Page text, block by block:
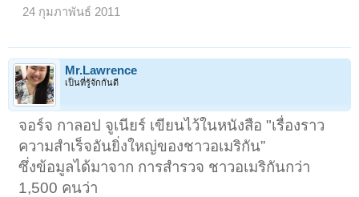
24 กุมภาพันธ์ 2011
Mr.Lawrence
เป็นที่รู้จักกันดี
จอร์จ กาลอป จูเนียร์ เขียนไว้ในหนังสือ "เรื่องราว
ความสำเร็จอันยิ่งใหญ่ของชาวอเมริกัน”
ซึ่งข้อมูลได้มาจาก การสำรวจ ชาวอเมริกันกว่า
1,500 คนว่า